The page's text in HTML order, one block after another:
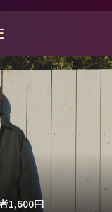
1,600円